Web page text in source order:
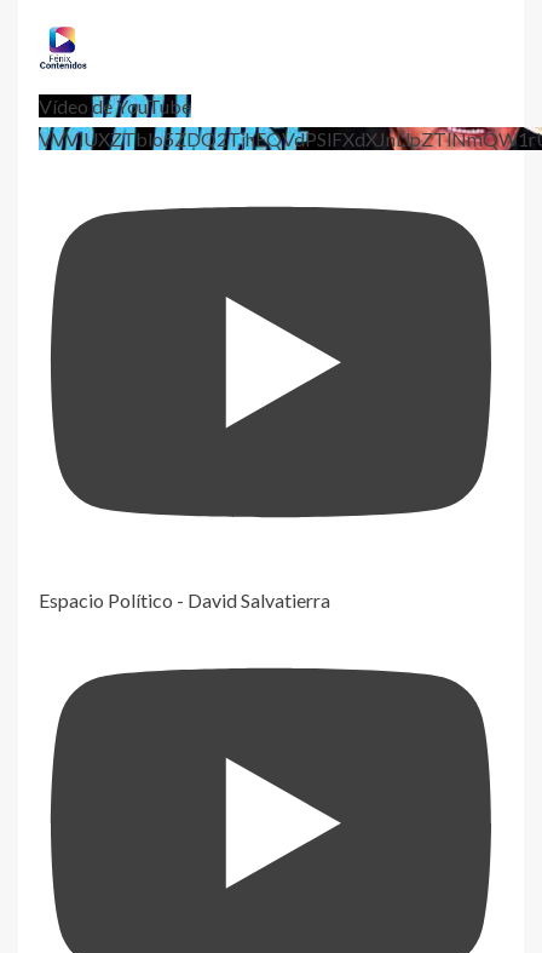
Vídeo de YouTube
Espacio Político - David Salvatierra